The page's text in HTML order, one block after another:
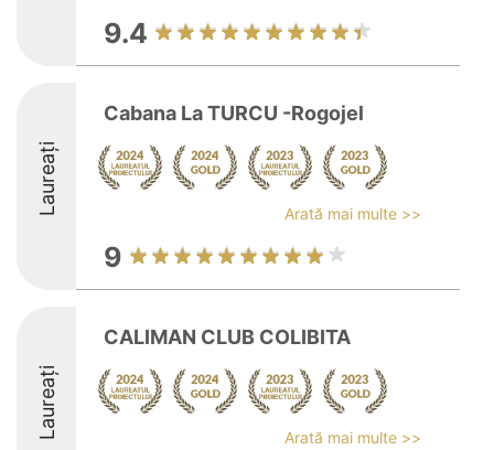
9.4
Laureați
Cabana La TURCU -Rogojel
Arată mai multe >>
9
Laureați
CALIMAN CLUB COLIBITA
Arată mai multe >>